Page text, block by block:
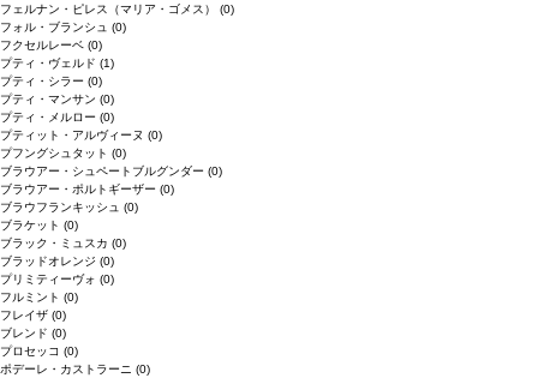
フェルナン・ピレス（マリア・ゴメス） (0)
フォル・ブランシュ (0)
フクセルレーベ (0)
プティ・ヴェルド (1)
プティ・シラー (0)
プティ・マンサン (0)
プティ・メルロー (0)
プティット・アルヴィーヌ (0)
プフングシュタット (0)
ブラウアー・シュペートブルグンダー (0)
ブラウアー・ポルトギーザー (0)
ブラウフランキッシュ (0)
ブラケット (0)
ブラック・ミュスカ (0)
ブラッドオレンジ (0)
プリミティーヴォ (0)
フルミント (0)
フレイザ (0)
ブレンド (0)
プロセッコ (0)
ポデーレ・カストラーニ (0)